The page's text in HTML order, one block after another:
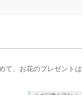
て、お花のプレゼントは